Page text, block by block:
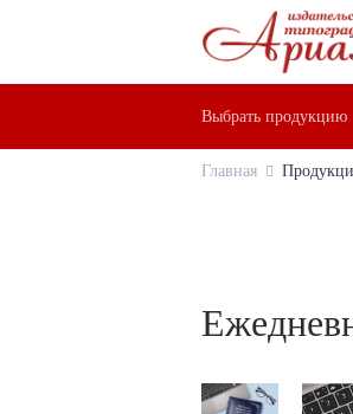
Выбрать продукцию
Главная